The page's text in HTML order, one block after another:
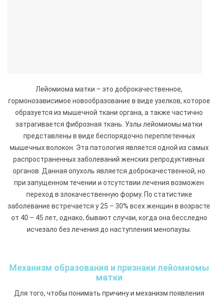
Лейомиома матки – это доброкачественное,
гормонозависимое новообразование в виде узелков, которое
образуется из мышечной ткани органа, а также частично
затрагивается фиброзная ткань. Узлы лейомиомы матки
представлены в виде беспорядочно переплетенных
мышечных волокон. Эта патология является одной из самых
распространенных заболеваний женских репродуктивных
органов. Данная опухоль является доброкачественной, но
при запущенном течении и отсутствии лечения возможен
переход в злокачественную форму. По статистике
заболевание встречается у 25 – 30% всех женщин в возрасте
от 40 – 45 лет, однако, бывают случаи, когда она бесследно
исчезало без лечения до наступления менопаузы.
Механизм образования и признаки лейомиомы
матки
Для того, чтобы понимать причину и механизм появления